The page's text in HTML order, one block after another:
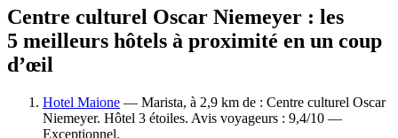
Centre culturel Oscar Niemeyer : les
5 meilleurs hôtels à proximité en un coup
d’œil
Hotel Maione — Marista, à 2,9 km de : Centre culturel Oscar
Niemeyer. Hôtel 3 étoiles. Avis voyageurs : 9,4/10 —
Exceptionnel.